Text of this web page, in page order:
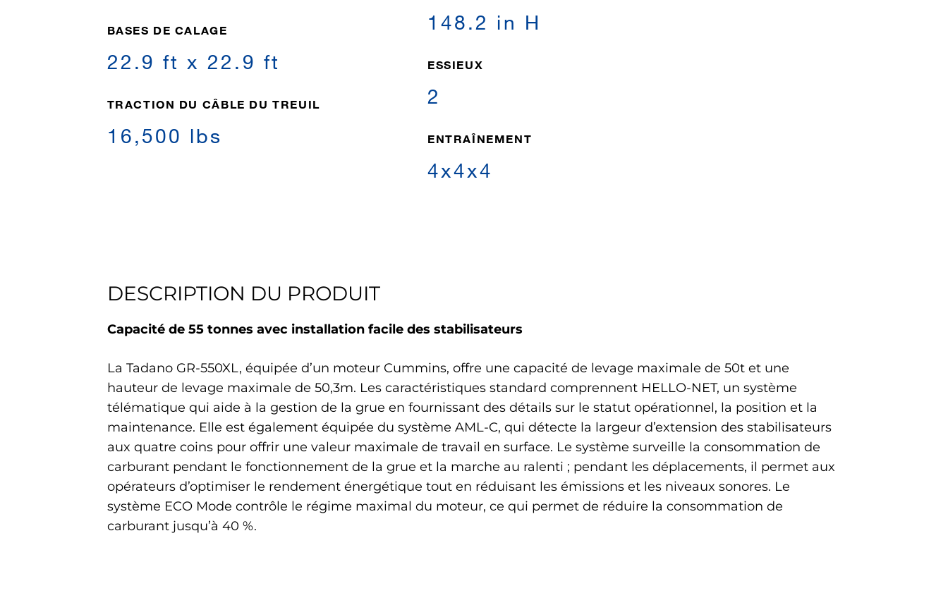
BASES DE CALAGE
22.9 ft x 22.9 ft
TRACTION DU CÂBLE DU TREUIL
16,500 lbs
148.2 in H
ESSIEUX
2
ENTRAÎNEMENT
4x4x4
DESCRIPTION DU PRODUIT
Capacité de 55 tonnes avec installation facile des stabilisateurs
La Tadano GR-550XL, équipée d’un moteur Cummins, offre une capacité de levage maximale de 50t et une
hauteur de levage maximale de 50,3m. Les caractéristiques standard comprennent HELLO-NET, un système
télématique qui aide à la gestion de la grue en fournissant des détails sur le statut opérationnel, la position et la
maintenance. Elle est également équipée du système AML-C, qui détecte la largeur d’extension des stabilisateurs
aux quatre coins pour offrir une valeur maximale de travail en surface. Le système surveille la consommation de
carburant pendant le fonctionnement de la grue et la marche au ralenti ; pendant les déplacements, il permet aux
opérateurs d’optimiser le rendement énergétique tout en réduisant les émissions et les niveaux sonores. Le
système ECO Mode contrôle le régime maximal du moteur, ce qui permet de réduire la consommation de
carburant jusqu’à 40 %.